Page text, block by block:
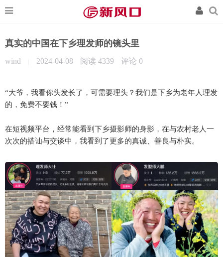
真实的中国在下乡理发师的镜头里
wind 2024-04-08 阅读 4339 评论 0
“大爷，我看你头发长了，可需要理头？我们是下乡为老年人理发
的，免费不要钱！”
在短视频平台，经常能看到下乡摄影师的身影，在与农村老人一
次次的搭讪与交谈中，我看到了更多的真诚、善良与朴实。